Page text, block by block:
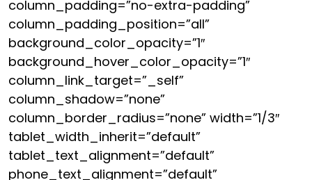
column_padding=”no-extra-padding”
column_padding_position=”all”
background_color_opacity=”1″
background_hover_color_opacity=”1″
column_link_target=”_self”
column_shadow=”none”
column_border_radius=”none” width=”1/3″
tablet_width_inherit=”default”
tablet_text_alignment=”default”
phone_text_alignment=”default”